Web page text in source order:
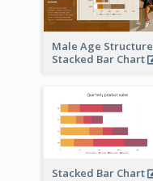
Male Age Structure
Stacked Bar Chart
Stacked Bar Chart